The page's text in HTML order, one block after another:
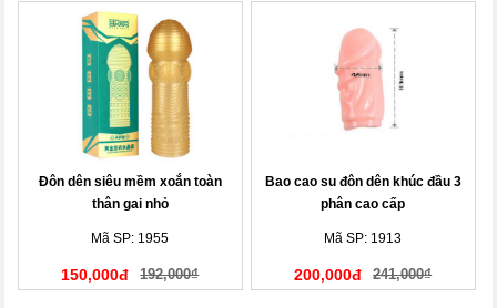
Đôn dên siêu mềm xoắn toàn
thân gai nhỏ
Mã SP: 1955
150,000đ 192,000₫
Bao cao su đôn dên khúc đầu 3
phân cao cấp
Mã SP: 1913
200,000đ 241,000₫